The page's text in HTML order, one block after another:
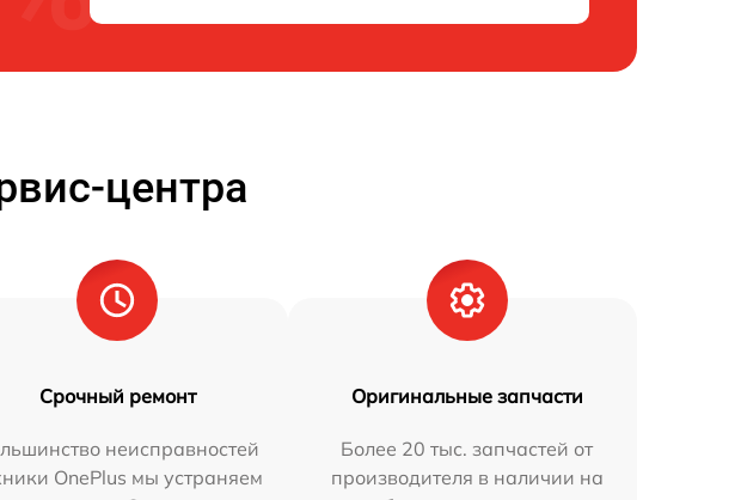
центра
Срочный ремонт
неисправностей
OnePlus мы устраняем
Оригинальные запчасти
Более 20 тыс. запчастей от
производителя в наличии на